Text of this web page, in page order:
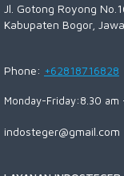
Jl. Gotong Royong
Kabupaten Bogor,
Phone: +62818716828
Monday-Friday:8.30 am
indosteger@gmail.com